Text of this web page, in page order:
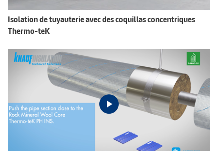
Isolation de tuyauterie avec des coquillas concentriques
Thermo-teK